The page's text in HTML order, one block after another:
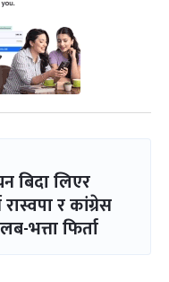
बिदा लिएर
र कांग्रेस
भत्ता फिर्ता